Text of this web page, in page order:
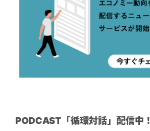
PODCAST「循環対話」配信中！